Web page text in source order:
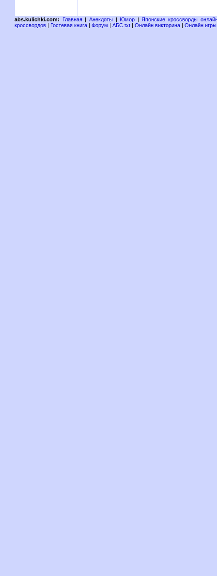
abs.kulichki.com: Главная| Анекдоты| Юмор | Японские кроссворды
кроссвордов | Гостевая книга | Форум | АБС.txt | Онлайн викторина | Онлайн игры